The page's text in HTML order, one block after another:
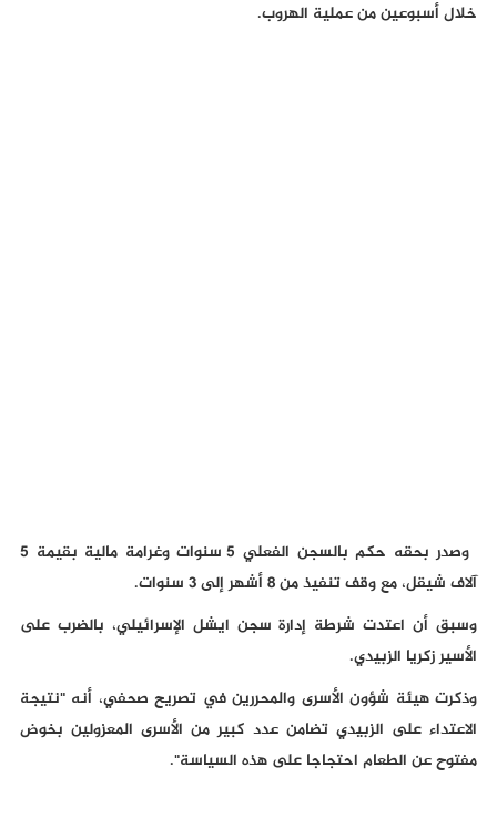
خلال أسبوعين من عملية الهروب.
وصدر بحقه حكم بالسجن الفعلي 5 سنوات وغرامة مالية بقيمة 5
آلاف شيقل، مع وقف تنفيذ من 8 أشهر إلى 3 سنوات.
وسبق أن اعتدت شرطة إدارة سجن ايشل الإسرائيلي، بالضرب على
الأسير زكريا الزبيدي.
وذكرت هيئة شؤون الأسرى والمحررين في تصريح صحفي، أنه "نتيجة
الاعتداء على الزبيدي تضامن عدد كبير من الأسرى المعزولين بخوض
مفتوح عن الطعام احتجاجا على هذه السياسة".